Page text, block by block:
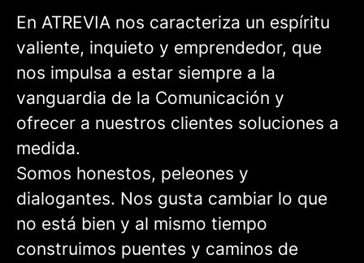
En ATREVIA nos caracteriza un espíritu
valiente, inquieto y emprendedor, que
nos impulsa a estar siempre a la
vanguardia de la Comunicación y
ofrecer a nuestros clientes soluciones a
medida.
Somos honestos, peleones y
dialogantes. Nos gusta cambiar lo que
no está bien y al mismo tiempo
construimos puentes y caminos de